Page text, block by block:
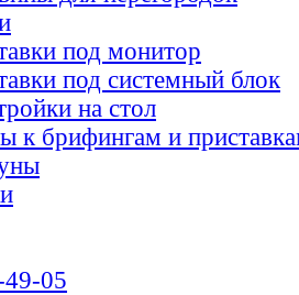
под монитор
под системный блок
на стол
к брифингам и
05